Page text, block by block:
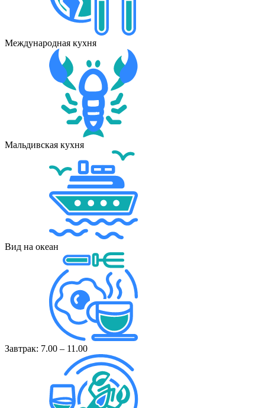
Международная кухня
Мальдивская кухня
Вид на океан
Завтрак: 7.00 – 11.00